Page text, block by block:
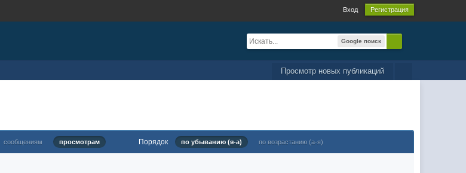
Вход Регистрация
Google поиск
Просмотр новых публикаций
сообщениям просмотрам Порядок по убыванию (я-а) по возрастанию (а-я)